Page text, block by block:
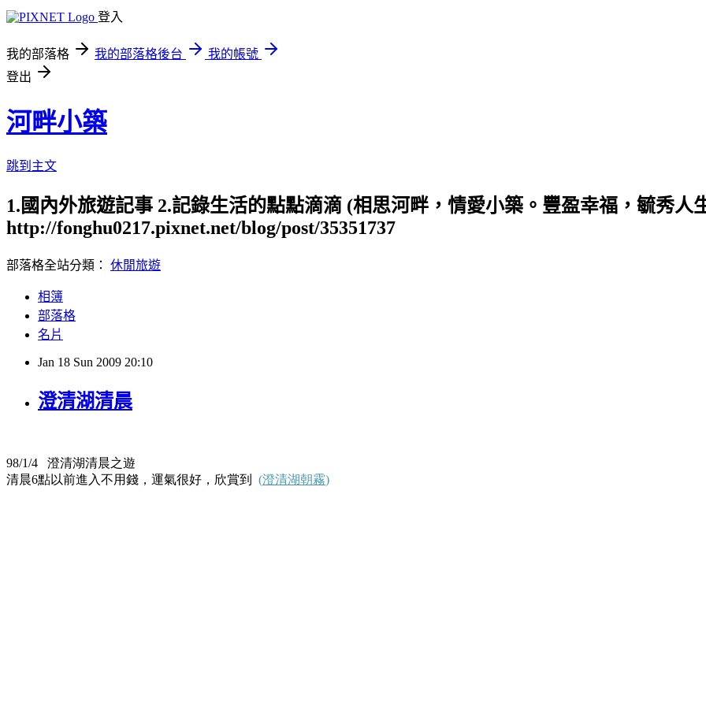
登入
我的部落格 我的部落格後台
我的帳號
登出
河畔小築
跳到主文
1.國內外旅遊記事 2.記錄生活的點點滴滴 (相思河畔，情愛小築。豐盈幸福，毓秀人
http://fonghu0217.pixnet.net/blog/post/35351737
部落格全站分類： 休閒旅遊
相簿
部落格
名片
Jan 18 Sun 2009 20:10
澄清湖清晨
98/1/4
澄清湖清晨之遊
清晨6點以前進入不用錢，運氣很好，欣賞到 (澄清湖朝霧)